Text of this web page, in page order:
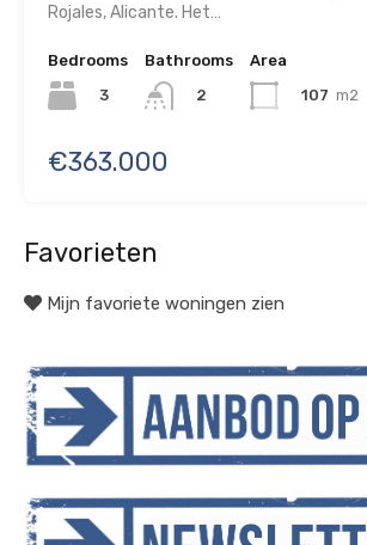
Rojales, Alicante. Het…
Bedrooms
3
Bathrooms
2
Area
107 m2
€363.000
Favorieten
Mijn favoriete woningen zien